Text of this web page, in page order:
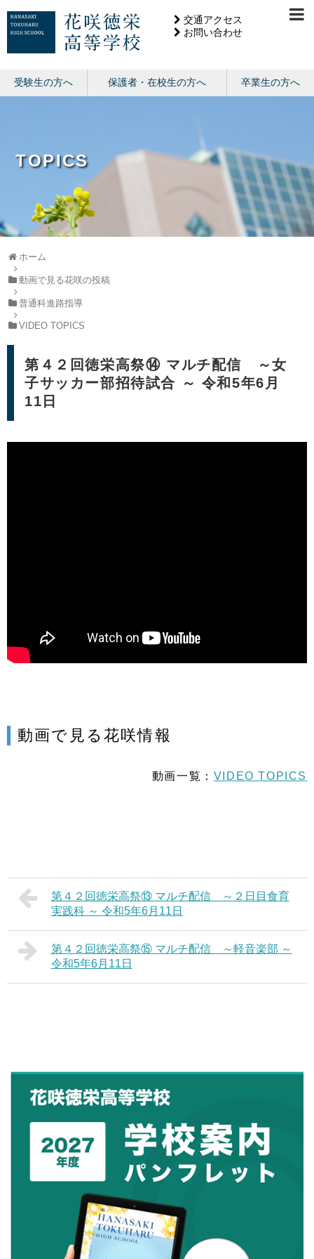
交通アクセス
お問い合わせ
受験生の方へ 保護者・在校生の方へ 卒業生の方へ
TOPICS
ホーム
動画で見る花咲の投稿
普通科進路指導
VIDEO TOPICS
第４２回徳栄高祭⑭ マルチ配信 ～女
子サッカー部招待試合 ～ 令和5年6月
11日
動画で見る花咲情報
動画一覧： VIDEO TOPICS
第４２回徳栄高祭⑬ マルチ配信 ～２日目食育
実践科 ～ 令和5年6月11日
第４２回徳栄高祭⑮ マルチ配信 ～軽音楽部 ～
令和5年6月11日